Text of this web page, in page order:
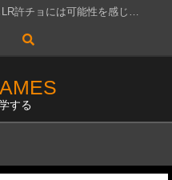
トというか、なんか政治的…
ト頂きました！ 攻城戦…
たぜ。 この時をよぉ！…
クワクして構えていたので…
する